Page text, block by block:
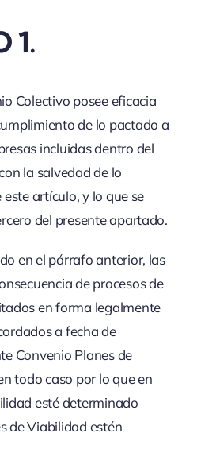
1.
Colectivo posee eficacia
de lo pactado a
incluidas dentro del
la salvedad de lo
este artículo, y lo que se
del presente apartado.
en el párrafo anterior, las
de procesos de
en forma legalmente
a fecha de
Convenio Planes de
todo caso por lo que en
esté determinado
de Viabilidad estén